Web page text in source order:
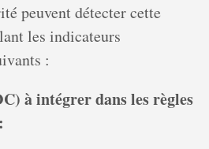
peuvent détecter cette
les indicateurs
:
à intégrer dans les règles